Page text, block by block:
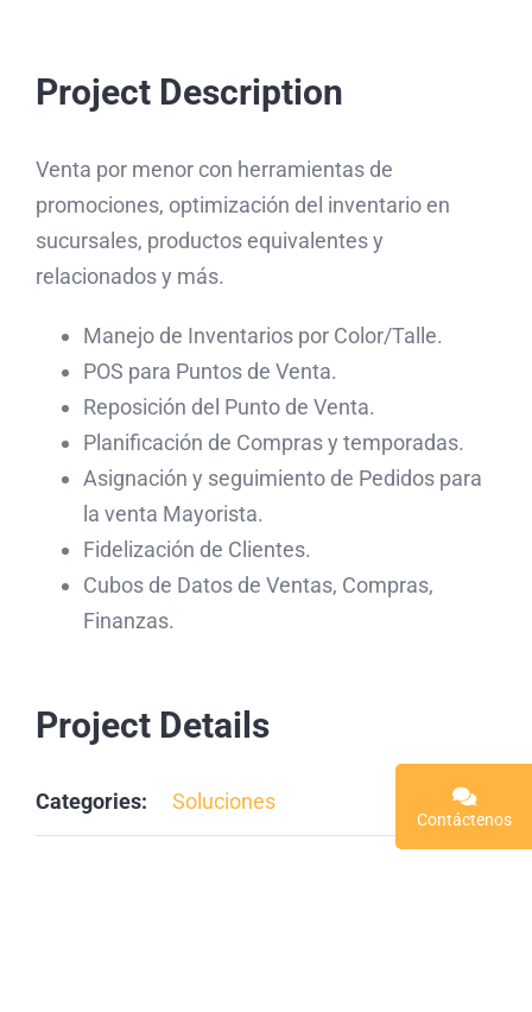
contenido
Contáctenos
SOLUCIONES
Servicios
CARRERAS
NOSOTROS
Project Description
Venta por menor con herramientas de
promociones, optimización del inventario en
sucursales, productos equivalentes y
relacionados y más.
Manejo de Inventarios por Color/Talle.
POS para Puntos de Venta.
Reposición del Punto de Venta.
Planificación de Compras y temporadas.
Asignación y seguimiento de Pedidos para
la venta Mayorista.
Fidelización de Clientes.
Cubos de Datos de Ventas, Compras,
Finanzas.
Project Details
Categories: Soluciones